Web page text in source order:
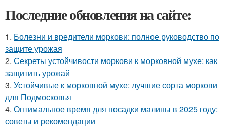
Последние обновления на сайте:
1. Болезни и вредители моркови: полное руководство по
защите урожая
2. Секреты устойчивости моркови к морковной мухе: как
защитить урожай
3. Устойчивые к морковной мухе: лучшие сорта моркови
для Подмосковья
4. Оптимальное время для посадки малины в 2025 году:
советы и рекомендации